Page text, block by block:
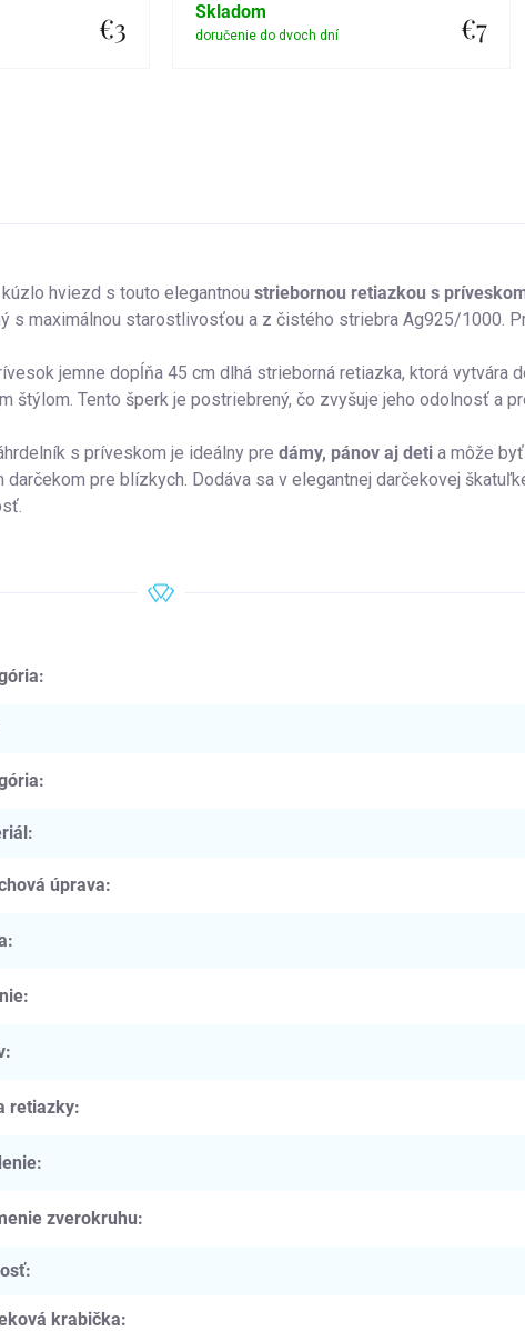
€3 €7
Skladom
hviezd s touto elegantnou striebornou retiazkou s
s maximálnou starostlivosťou a z čistého striebra Ag925/1000.
jemne dopĺňa 45 cm dlhá strieborná retiazka, ktorá vytvára
štýlom. Tento šperk je postriebrený, čo zvyšuje jeho odolnosť a
s príveskom je ideálny pre dámy, pánov aj deti a môže
darčekom pre blízkych. Dodáva sa v elegantnej darčekovej
:
:
:
úprava:
:
:
:
retiazky:
:
zverokruhu:
:
krabička: